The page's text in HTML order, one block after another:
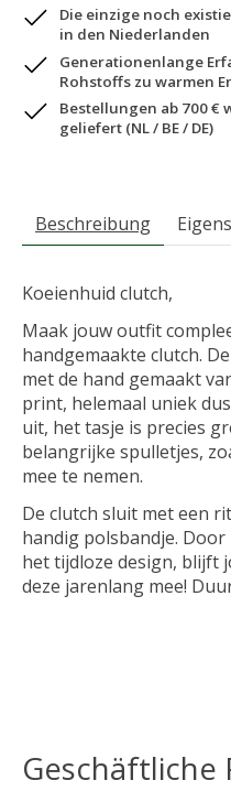
Die einzige noch
in den Niederlanden
Generationenlange
Rohstoffs zu warmen
Bestellungen ab 700
geliefert (NL / BE / DE)
Beschreibung
Koeienhuid clutch,
Maak jouw outfit
handgemaakte clutch.
met de hand gemaakt
print, helemaal uniek
uit, het tasje is precies
belangrijke spulletjes,
mee te nemen.
De clutch sluit met een
handig polsbandje.
het tijdloze design, blijft
deze jarenlang mee!
Geschäftliche